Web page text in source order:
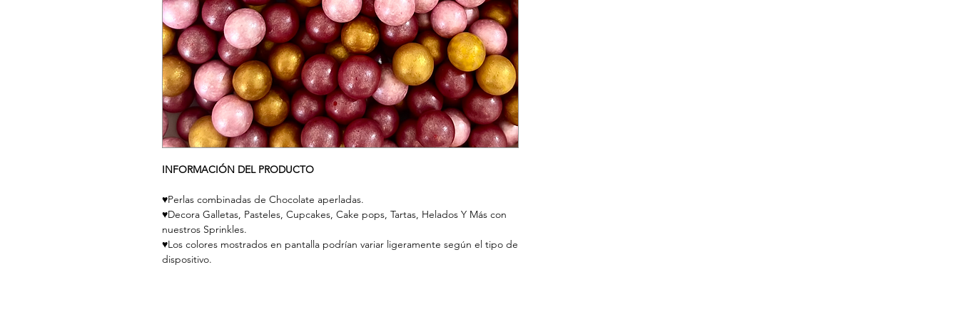
INFORMACIÓN DEL PRODUCTO
♥Perlas combinadas de Chocolate aperladas.
♥Decora Galletas, Pasteles, Cupcakes, Cake pops, Tartas, Helados Y Más con
nuestros Sprinkles.
♥Los colores mostrados en pantalla podrían variar ligeramente según el tipo de
dispositivo.